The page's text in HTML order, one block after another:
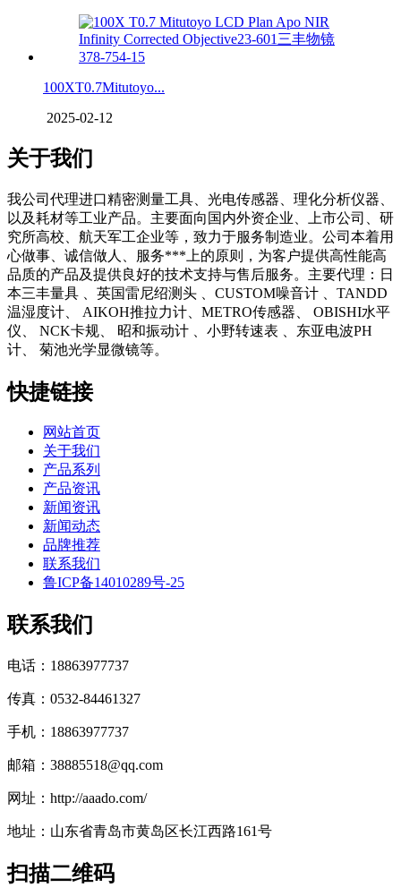
100XT0.7Mitutoyo...
2025-02-12
关于我们
我公司代理进口精密测量工具、光电传感器、理化分析仪器、
以及耗材等工业产品。主要面向国内外资企业、上市公司、研
究所高校、航天军工企业等，致力于服务制造业。公司本着用
心做事、诚信做人、服务***上的原则，为客户提供高性能高
品质的产品及提供良好的技术支持与售后服务。主要代理：日
本三丰量具 、英国雷尼绍测头 、CUSTOM噪音计 、TANDD
温湿度计、 AIKOH推拉力计、METRO传感器、 OBISHI水平
仪、 NCK卡规、 昭和振动计 、小野转速表 、东亚电波PH
计、 菊池光学显微镜等。
快捷链接
网站首页
关于我们
产品系列
产品资讯
新闻资讯
新闻动态
品牌推荐
联系我们
鲁ICP备14010289号-25
联系我们
电话：18863977737
传真：0532-84461327
手机：18863977737
邮箱：38885518@qq.com
网址：http://aaado.com/
地址：山东省青岛市黄岛区长江西路161号
扫描二维码